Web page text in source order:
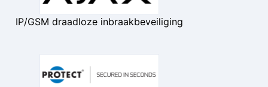
IP/GSM draadloze inbraakbeveiliging